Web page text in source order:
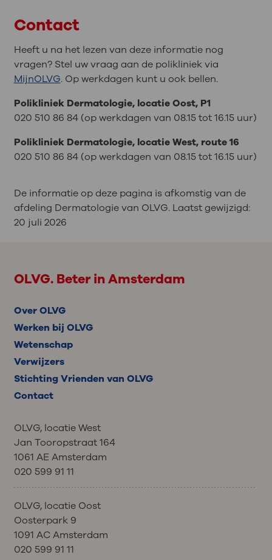
Contact
Heeft u na het lezen van deze informatie nog
vragen? Stel uw vraag aan de polikliniek via
MijnOLVG. Op werkdagen kunt u ook bellen.
Polikliniek Dermatologie, locatie Oost, P1
020 510 86 84 (op werkdagen van 08.15 tot 16.15 uur)
Polikliniek Dermatologie, locatie West, route 16
020 510 86 84 (op werkdagen van 08.15 tot 16.15 uur)
De informatie op deze pagina is afkomstig van de
afdeling Dermatologie van OLVG. Laatst gewijzigd:
20 juli 2026
OLVG. Beter in Amsterdam
Over OLVG
Werken bij OLVG
Wetenschap
Verwijzers
Stichting Vrienden van OLVG
Contact
OLVG, locatie West
Jan Tooropstraat 164
1061 AE Amsterdam
020 599 91 11
OLVG, locatie Oost
Oosterpark 9
1091 AC Amsterdam
020 599 91 11